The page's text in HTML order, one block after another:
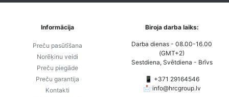
Informācija
Preču pasūtīšana
Norēķinu veidi
Preču piegāde
Preču garantija
Kontakti
Biroja darba laiks:
Darba dienas - 08.00-16.00
(GMT+2)
Sestdiena, Svētdiena - Brīvs
📱 +371 29164546
📩 info@hrcgroup.lv